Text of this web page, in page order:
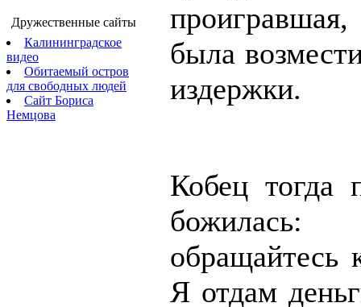
Дружественные сайты
Калининградское
видео
Обитаемый остров
для свободных людей
Сайт Бориса
Немцова
была
издержки.
Кобец тогда
обращайтесь
Я отдам